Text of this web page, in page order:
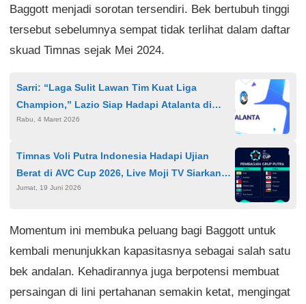
Baggott menjadi sorotan tersendiri. Bek bertubuh tinggi
tersebut sebelumnya sempat tidak terlihat dalam daftar
skuad Timnas sejak Mei 2024.
Sarri: “Laga Sulit Lawan Tim Kuat Liga
Champion,” Lazio Siap Hadapi Atalanta di
Coppa Italia
Rabu, 4 Maret 2026
Timnas Voli Putra Indonesia Hadapi Ujian
Berat di AVC Cup 2026, Live Moji TV Siarkan
Laga Krusial
Jumat, 19 Juni 2026
Momentum ini membuka peluang bagi Baggott untuk
kembali menunjukkan kapasitasnya sebagai salah satu
bek andalan. Kehadirannya juga berpotensi membuat
persaingan di lini pertahanan semakin ketat, mengingat